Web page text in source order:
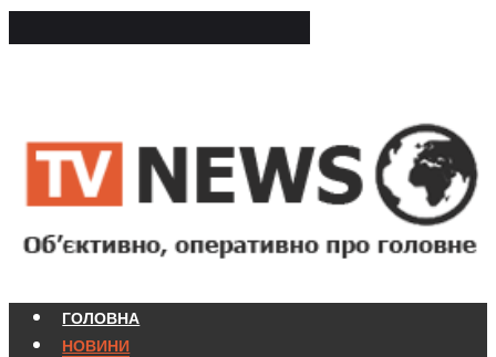
ГОЛОВНА
НОВИНИ